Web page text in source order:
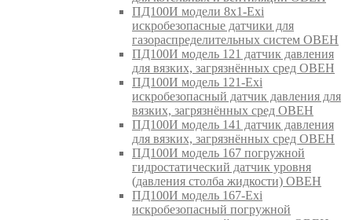
ПД100И модели 8х1-Exi
искробезопасные датчики для
газораспределительных систем ОВЕН
ПД100И модель 121 датчик давления
для вязких, загрязнённых сред ОВЕН
ПД100И модель 121-Exi
искробезопасный датчик давления для
вязких, загрязнённых сред ОВЕН
ПД100И модель 141 датчик давления
для вязких, загрязнённых сред ОВЕН
ПД100И модель 167 погружной
гидростатический датчик уровня
(давления столба жидкости) ОВЕН
ПД100И модель 167-Exi
искробезопасный погружной